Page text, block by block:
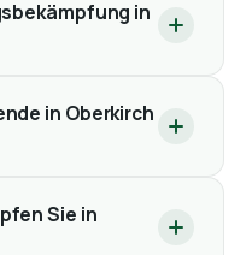
in
in Oberkirch
Sie in